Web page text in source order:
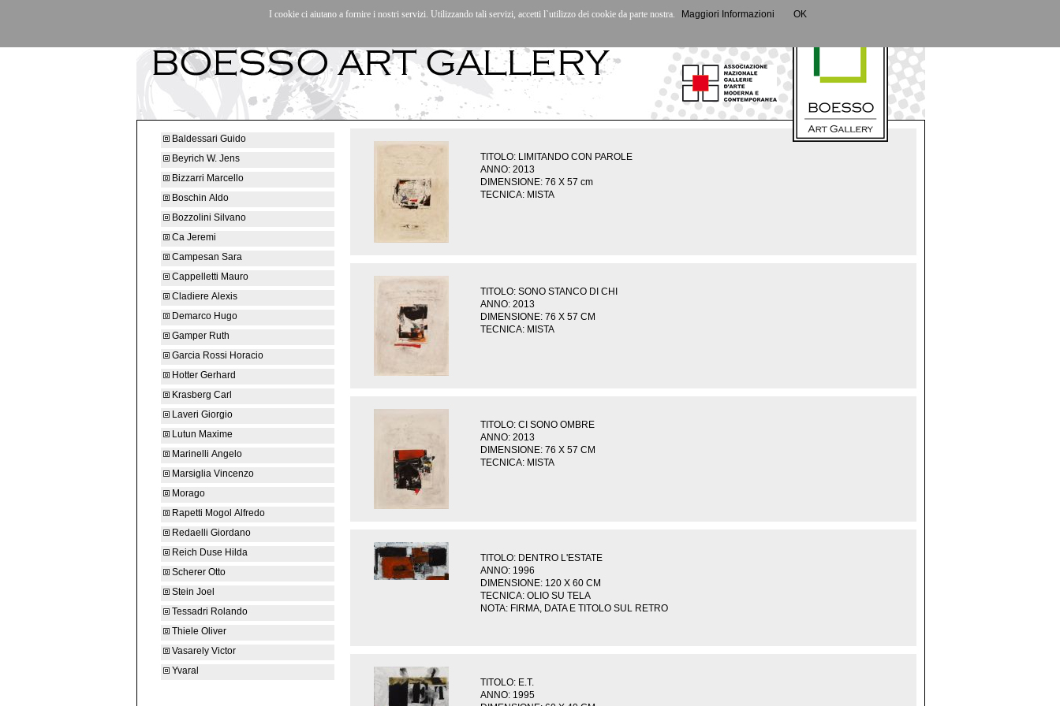
La galleria|Contatti|
Baldessari Guido
Beyrich W. Jens
Bizzarri Marcello
Boschin Aldo
Bozzolini Silvano
Ca Jeremi
Campesan Sara
Cappelletti Mauro
Cladiere Alexis
Demarco Hugo
Gamper Ruth
Garcia Rossi Horacio
Hotter Gerhard
Krasberg Carl
Laveri Giorgio
Lutun Maxime
Marinelli Angelo
Marsiglia Vincenzo
Morago
Rapetti Mogol Alfredo
Redaelli Giordano
Reich Duse Hilda
Scherer Otto
Stein Joel
Tessadri Rolando
Thiele Oliver
Vasarely Victor
Yvaral
TITOLO: LIMITANDO CON PAROLE
ANNO: 2013
DIMENSIONE: 76 X 57 cm
TECNICA: MISTA
TITOLO: SONO STANCO DI CHI
ANNO: 2013
DIMENSIONE: 76 X 57 CM
TECNICA: MISTA
TITOLO: CI SONO OMBRE
ANNO: 2013
DIMENSIONE: 76 X 57 CM
TECNICA: MISTA
TITOLO: DENTRO L'ESTATE
ANNO: 1996
DIMENSIONE: 120 X 60 CM
TECNICA: OLIO SU TELA
NOTA: FIRMA, DATA E TITOLO SUL RETRO
TITOLO: E.T.
ANNO: 1995
I cookie ci aiutano a fornire i nostri servizi. Utilizzando tali servizi, accetti l`utilizzo dei cookie da parte nostra. Maggiori Informazioni OK